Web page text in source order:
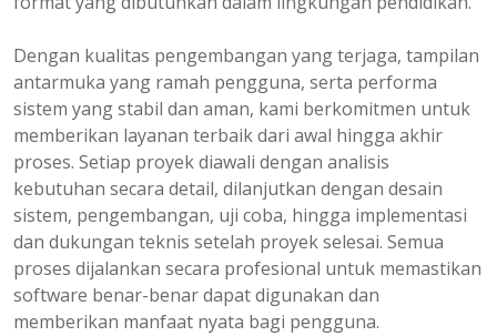
Dengan kualitas pengembangan yang terjaga, tampilan
antarmuka yang ramah pengguna, serta performa
sistem yang stabil dan aman, kami berkomitmen untuk
memberikan layanan terbaik dari awal hingga akhir
proses. Setiap proyek diawali dengan analisis
kebutuhan secara detail, dilanjutkan dengan desain
sistem, pengembangan, uji coba, hingga implementasi
dan dukungan teknis setelah proyek selesai. Semua
proses dijalankan secara profesional untuk memastikan
software benar-benar dapat digunakan dan
memberikan manfaat nyata bagi pengguna.